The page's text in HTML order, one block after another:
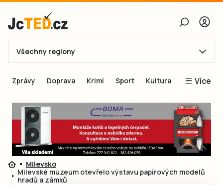
E-mail
Obnovit heslo
Přihlásit se
Všechny regiony
Zprávy Doprava Krimi Sport Kultura Více
Blogy
Inspirace
Čtenáři píší
Speciální přílohy
Milevsko
Milevské muzeum otevřelo výstavu papírových modelů
hradů a zámků